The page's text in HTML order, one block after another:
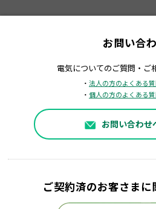
お問い合
電気についてのご質問・ご
・ 法人の方のよくある
・ 個人の方のよくある
お問い合わせ
ご契約済のお客さま